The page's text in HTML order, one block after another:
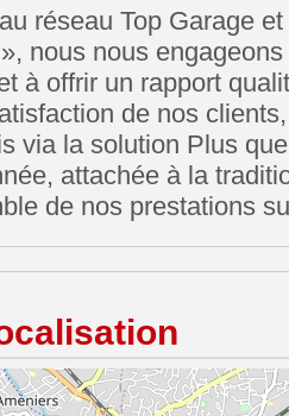
réseau Top Garage
nous nous
à offrir un rapport
de nos
via la solution Plus
attachée à la
de nos prestations